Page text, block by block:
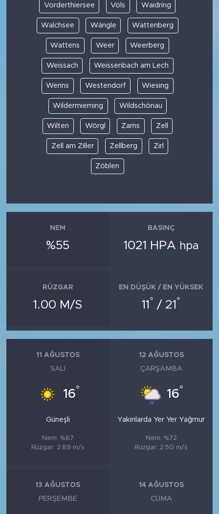
Vorderthiersee Völs Waidring
Walchsee Wängle Wattenberg
Wattens Weer Weerberg
Weissach Weissenbach am Lech
Wenns Westendorf Wiesing
Wildermieming Wildschönau
Wilten Wörgl Zams Zell
Zell am Ziller Zellberg Zirl
Zöblen
NEM
%55
BASINÇ
1021 HPA hpa
RÜZGAR
1.00 M/S
EN DÜŞÜK / EN YÜKSEK
11 ° / 21 °
11 AĞUSTOS
SALI
16°
Güneşli
Nem: %67
Rüzgar: 2.89 m/s
12 AĞUSTOS
ÇARŞAMBA
16°
Yakınlarda Yer Yer Yağmur
Nem: %72
Rüzgar: 2.50 m/s
13 AĞUSTOS
PERŞEMBE
14 AĞUSTOS
CUMA